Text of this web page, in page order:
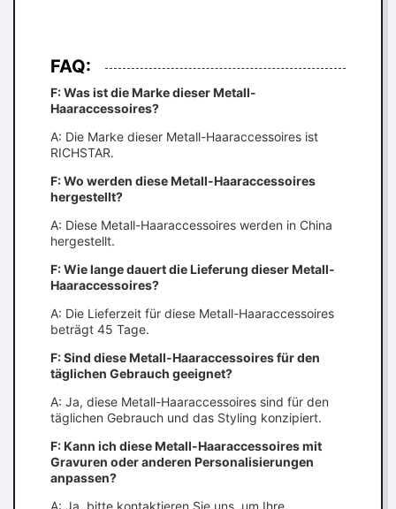
FAQ:
F: Was ist die Marke dieser Metall-
Haaraccessoires?
A: Die Marke dieser Metall-Haaraccessoires ist
RICHSTAR.
F: Wo werden diese Metall-Haaraccessoires
hergestellt?
A: Diese Metall-Haaraccessoires werden in China
hergestellt.
F: Wie lange dauert die Lieferung dieser Metall-
Haaraccessoires?
A: Die Lieferzeit für diese Metall-Haaraccessoires
beträgt 45 Tage.
F: Sind diese Metall-Haaraccessoires für den
täglichen Gebrauch geeignet?
A: Ja, diese Metall-Haaraccessoires sind für den
täglichen Gebrauch und das Styling konzipiert.
F: Kann ich diese Metall-Haaraccessoires mit
Gravuren oder anderen Personalisierungen
anpassen?
A: Ja, bitte kontaktieren Sie uns, um Ihre